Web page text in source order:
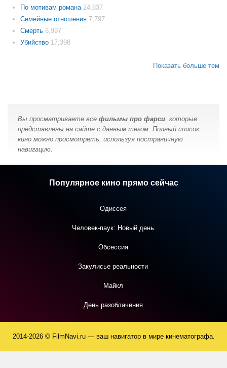
По мотивам романа 24,837
Семейные отношения 7,797
Смерть 8,997
Убийство 17,398
Показать больше тем
Вы просматриваете все фильмы про фарси, которые
представлены на сайте с данным тегом. Полный список
кино можно просмотреть, используя постраничную
навигацию.
Популярное кино прямо сейчас
Одиссея
Человек-паук: Новый день
Обсессия
Закулисье реальности
Майкл
День разоблачения
2014-2026 © FilmNavi.ru — ваш навигатор в мире кинематографа.